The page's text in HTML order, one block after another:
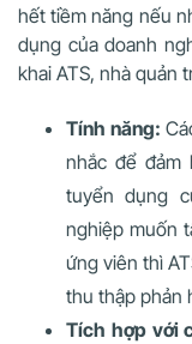
hết tiềm năng nếu
dụng của doanh
khai ATS, nhà quản
Tính năng:
nhắc để đảm
tuyển dụng
nghiệp muốn
ứng viên thì
thu thập phản
Tích hợp với